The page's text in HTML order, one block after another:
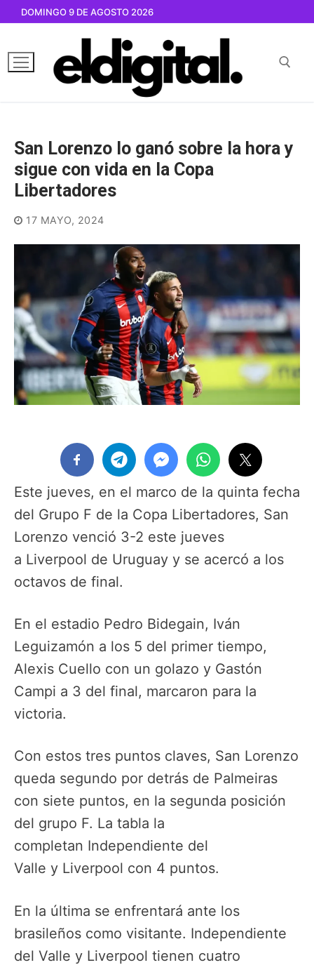
contenido
DOMINGO 9 DE AGOSTO 2026
San Lorenzo lo ganó sobre la hora y
sigue con vida en la Copa
Libertadores
17 MAYO, 2024
Este jueves, en el marco de la quinta fecha
del Grupo F de la Copa Libertadores, San
Lorenzo venció 3-2 este jueves
a Liverpool de Uruguay y se acercó a los
octavos de final.
En el estadio Pedro Bidegain, Iván
Leguizamón a los 5 del primer tiempo,
Alexis Cuello con un golazo y Gastón
Campi a 3 del final, marcaron para la
victoria.
Con estos tres puntos claves, San Lorenzo
queda segundo por detrás de Palmeiras
con siete puntos, en la segunda posición
del grupo F. La tabla la
completan Independiente del
Valle y Liverpool con 4 puntos.
En la última se enfrentará ante los
brasileños como visitante. Independiente
del Valle y Liverpool tienen cuatro